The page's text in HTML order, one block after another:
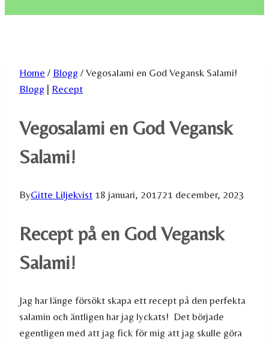
Home / Blogg / Vegosalami en God Vegansk Salami!
Blogg
Recept
Vegosalami en God Vegansk
Salami!
ByGitte Liljekvist 18 januari, 201721 december, 2023
Recept på en God Vegansk
Salami!
Jag har länge försökt skapa ett recept på den perfekta
salamin och äntligen har jag lyckats! Det började
egentligen med att jag fick för mig att jag skulle göra